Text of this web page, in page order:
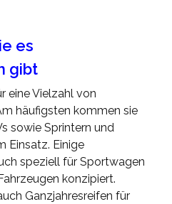
es
gibt
eine Vielzahl von
häufigsten kommen sie
sowie Sprintern und
Einsatz. Einige
speziell für Sportwagen
konzipiert.
Ganzjahresreifen für